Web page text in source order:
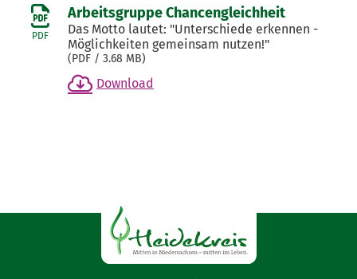
PDF
Arbeitsgruppe Chancengleichheit
Das Motto lautet: "Unterschiede erkennen -
Möglichkeiten gemeinsam nutzen!"
(PDF / 3.68 MB)
Download